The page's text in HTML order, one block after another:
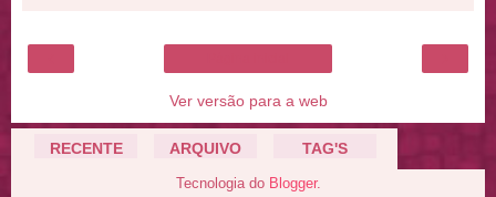
Ver versão para a web
RECENTE ARQUIVO TAG'S
Tecnologia do Blogger.